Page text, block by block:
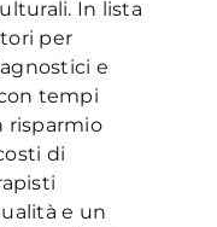
In lista
per
e
tempi
risparmio
di
e un